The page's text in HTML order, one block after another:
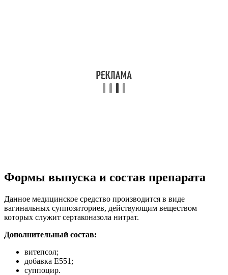
Формы выпуска и состав препарата
Данное медицинское средство производится в виде
вагинальных суппозиториев, действующим веществом
которых служит сертаконазола нитрат.
Дополнительный состав:
витепсол;
добавка E551;
суппоцир.